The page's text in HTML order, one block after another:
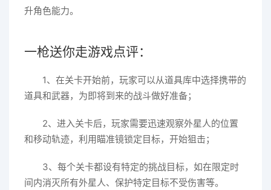
升角色能力。
一枪送你走游戏点评：
1、在关卡开始前，玩家可以从道具库中选择携带的
道具和武器，为即将到来的战斗做好准备；
2、进入关卡后，玩家需要迅速观察外星人的位置
和移动轨迹，利用瞄准镜锁定目标，开始狙击；
3、每个关卡都设有特定的挑战目标，如在限定时
间内消灭所有外星人、保护特定目标不受伤害等。